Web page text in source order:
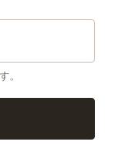
。